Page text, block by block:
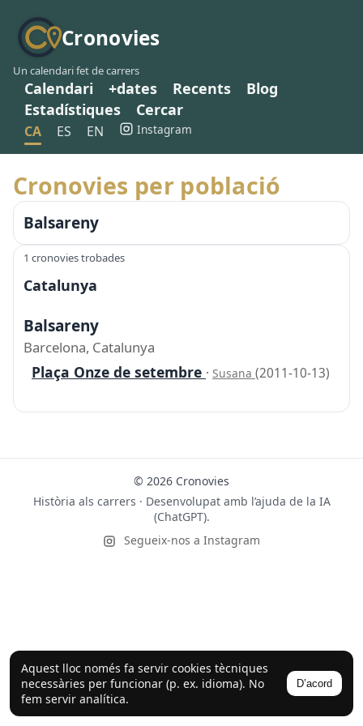
Cronovies
Un calendari fet de carrers
Calendari +dates Recents
Blog
Estadístiques
Cercar
CA ES EN Instagram
Aquest lloc només fa servir cookies tècniques
necessàries per funcionar (p. ex. idioma). No
fem servir analítica.
D’acord
Cronovies per població
Balsareny
1 cronovies trobades
Catalunya
Balsareny
Barcelona, Catalunya
Plaça Onze de setembre · Susana (2011-10-13)
© 2026 Cronovies
Història als carrers · Desenvolupat amb l’ajuda de la IA
(ChatGPT).
Segueix-nos a Instagram